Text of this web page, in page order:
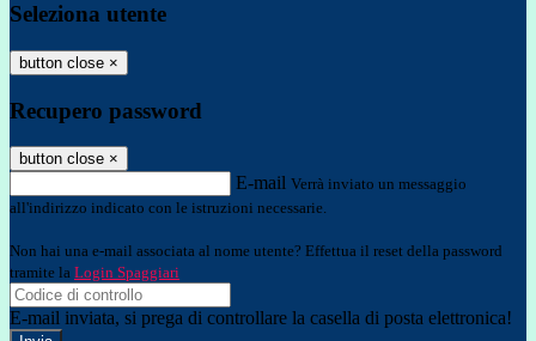
Seleziona utente
button close ×
Recupero password
button close ×
E-mail Verrà inviato un messaggio
all'indirizzo indicato con le istruzioni necessarie.
Non hai una e-mail associata al nome utente? Effettua il reset della password
tramite la Login Spaggiari
E-mail inviata, si prega di controllare la casella di posta elettronica!